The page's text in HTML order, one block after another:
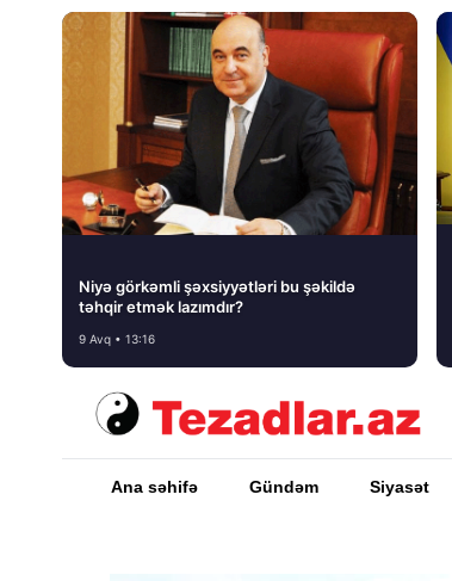
Niyə görkəmli şəxsiyyətləri bu şəkildə
təhqir etmək lazımdır?
9 Avq • 13:16
Ana səhifə Gündəm Siyasət